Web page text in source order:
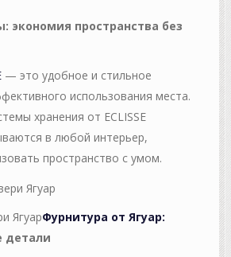
экономия пространства без
— это удобное и стильное
использования места.
хранения от ECLISSE
в любой интерьер,
пространство с умом.
ЯгуарФурнитура от Ягуар:
детали